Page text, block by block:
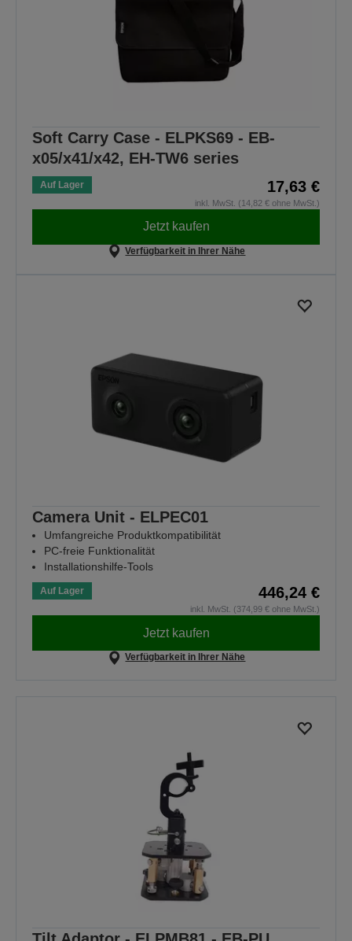
Soft Carry Case - ELPKS69 - EB-
x05/x41/x42, EH-TW6 series
Auf Lager 17,63 €
inkl. MwSt. (14,82 € ohne MwSt.)
Jetzt kaufen
Verfügbarkeit in Ihrer Nähe
Camera Unit - ELPEC01
Umfangreiche Produktkompatibilität
PC-freie Funktionalität
Installationshilfe-Tools
Auf Lager 446,24 €
inkl. MwSt. (374,99 € ohne MwSt.)
Jetzt kaufen
Verfügbarkeit in Ihrer Nähe